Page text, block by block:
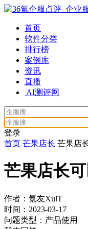
首页
软件分类
排行榜
案例库
资讯
直播
AI测评网
登录
首页 芒果店长 芒果店
芒果店长
作者：氪友XulT
时间：2023-03-17
问题类型：产品使用